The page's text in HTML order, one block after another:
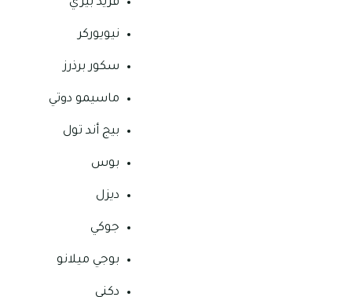
فريد بيري
نيويوركر
سكور برذرز
ماسيمو دوتي
بيج أند تول
بوس
ديزل
جوكي
بوجي ميلانو
دكني